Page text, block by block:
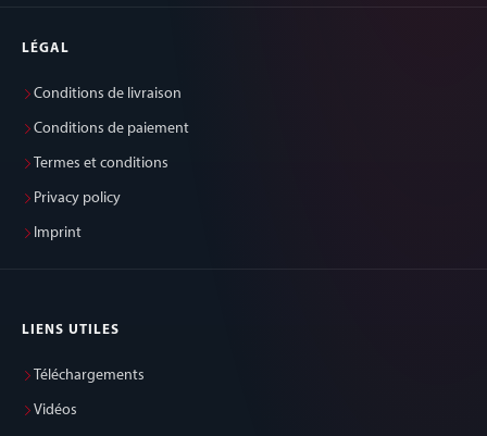
LÉGAL
Conditions de livraison
Conditions de paiement
Termes et conditions
Privacy policy
Imprint
LIENS UTILES
Téléchargements
Vidéos